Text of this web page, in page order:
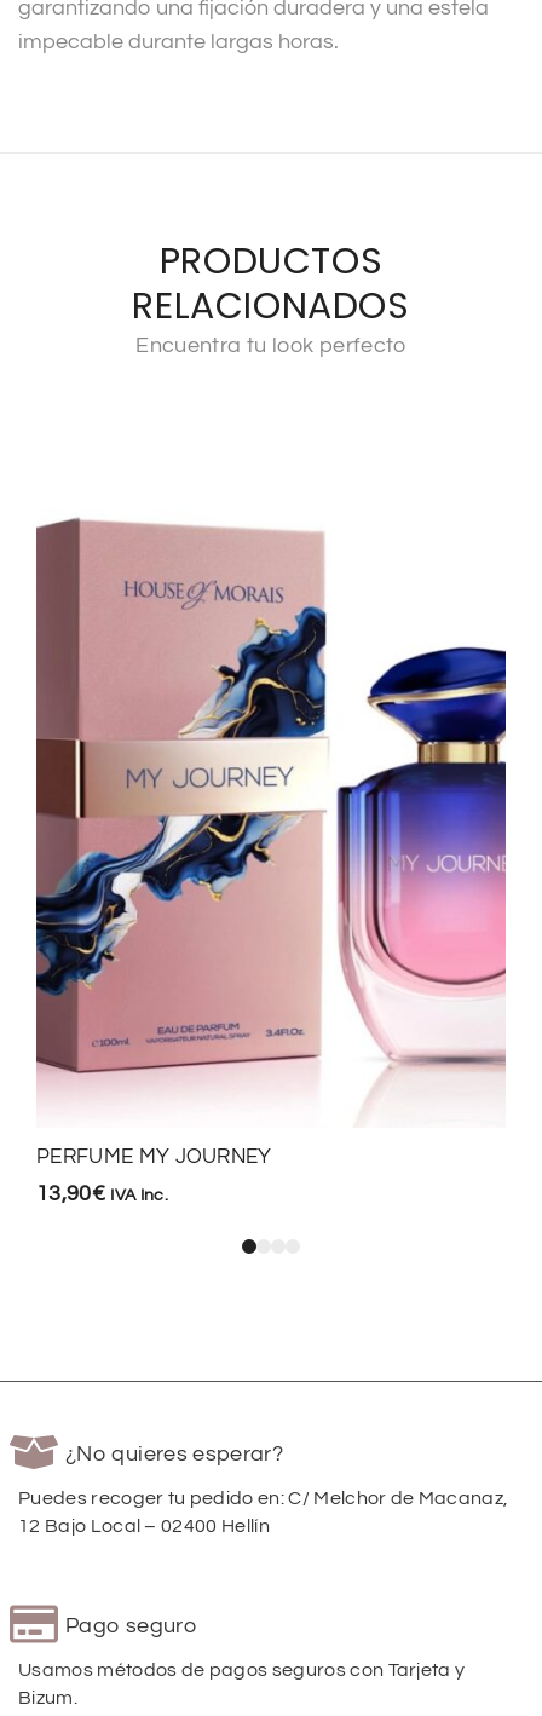
garantizando una fijación duradera y una estela
impecable durante largas horas.
PRODUCTOS
RELACIONADOS
Encuentra tu look perfecto
PERFUME MY JOURNEY
13,90€ IVA Inc.
¿No quieres esperar?
Puedes recoger tu pedido en: C/ Melchor de Macanaz,
12 Bajo Local – 02400 Hellín
Pago seguro
Usamos métodos de pagos seguros con Tarjeta y
Bizum.